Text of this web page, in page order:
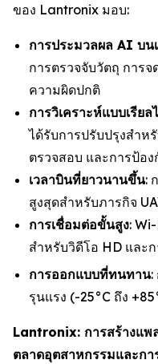
ของ Lantronix มอบ:
การประมวลผล AI บน
การตรวจจับวัตถุ การ
ความผิดปกติ
การวิเคราะห์แบบเรียล
ได้รับการปรับปรุงสำห
ตรวจสอบ และการป้อง
เวลาบินที่ยาวนานขึ้น:
สูงสุดสำหรับภารกิจ
การเชื่อมต่อขั้นสูง:
สำหรับวิดีโอ HD และ
การออกแบบที่ทนทาน:
รุนแรง (-25°C ถึง
Lantronix: การสร้างแ
ตลาดอุตสาหกรรมและกา